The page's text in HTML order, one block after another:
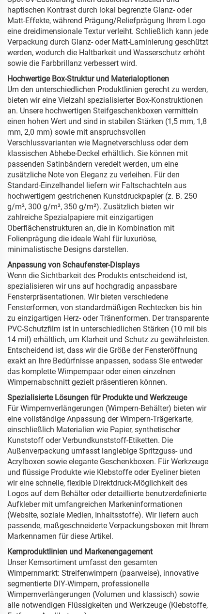
haptischen Kontrast durch lokal begrenzte Glanz- oder
Matt-Effekte, während Prägung/Reliefprägung Ihrem Logo
eine dreidimensionale Textur verleiht. Schließlich kann jede
Verpackung durch Glanz- oder Matt-Laminierung geschützt
werden, wodurch die Haltbarkeit und Wasserschutz erhöht
sowie die Farbbrillanz verbessert wird.
Hochwertige Box-Struktur und Materialoptionen
Um den unterschiedlichen Produktlinien gerecht zu werden,
bieten wir eine Vielzahl spezialisierter Box-Konstruktionen
an. Unsere hochwertigen Steifgeschenkboxen vermitteln
einen hohen Wert und sind in stabilen Stärken (1,5 mm, 1,8
mm, 2,0 mm) sowie mit anspruchsvollen
Verschlussvarianten wie Magnetverschluss oder dem
klassischen Abhebe-Deckel erhältlich. Sie können mit
passenden Satinbändern veredelt werden, um eine
zusätzliche Note von Eleganz zu verleihen. Für den
Standard-Einzelhandel liefern wir Faltschachteln aus
hochwertigem gestrichenen Kunstdruckpapier (z. B. 250
g/m², 300 g/m², 350 g/m²). Zusätzlich bieten wir
zahlreiche Spezialpapiere mit einzigartigen
Oberflächenstrukturen an, die in Kombination mit
Folienprägung die ideale Wahl für luxuriöse,
minimalistische Designs darstellen.
Anpassung von Schaufenster-Displays
Wenn die Sichtbarkeit des Produkts entscheidend ist,
spezialisieren wir uns auf hochgradig anpassbare
Fensterpräsentationen. Wir bieten verschiedene
Fensterformen, von standardmäßigen Rechtecken bis hin
zu einzigartigen Herz- oder Tränenformen. Der transparente
PVC-Schutzfilm ist in unterschiedlichen Stärken (10 mil bis
14 mil) erhältlich, um Klarheit und Schutz zu gewährleisten.
Entscheidend ist, dass wir die Größe der Fensteröffnung
exakt an Ihre Bedürfnisse anpassen, sodass Sie entweder
das komplette Wimpernpaar oder einen einzelnen
Wimpernabschnitt gezielt präsentieren können.
Spezialisierte Lösungen für Produkte und Werkzeuge
Für Wimpernverlängerungen (Wimpern-Behälter) bieten wir
eine vollständige Anpassung der Wimpern-Trägerkarte,
einschließlich Materialien wie Papier, synthetischer
Kunststoff oder Verbundkunststoff-Etiketten. Die
Außenverpackung umfasst langlebige Spritzguss- und
Acrylboxen sowie elegante Geschenkboxen. Für Werkzeuge
und flüssige Produkte wie Klebstoffe oder Eyeliner bieten
wir eine schnelle, flexible Direktdruck-Möglichkeit des
Logos auf dem Behälter oder detaillierte benutzerdefinierte
Aufkleber mit umfangreichen Markeninformationen
(Website, soziale Medien, Inhaltsstoffe). Wir liefern auch
passende, maßgeschneiderte Verpackungsboxen mit Ihrem
Markennamen für diese Artikel.
Kernproduktlinien und Markenengagement
Unser Kernsortiment umfasst den gesamten
Wimpernmarkt: Streifenwimpern (paarweise), innovative
segmentierte DIY-Wimpern, professionelle
Wimpernverlängerungen (Volumen und klassisch) sowie
alle notwendigen Flüssigkeiten und Werkzeuge (Klebstoffe,